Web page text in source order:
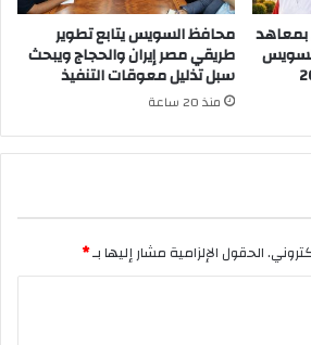
بمعاهد محافظ السويس يتابع تطوير
طريقي مصر إيران والحجاج ويبحث
سبل تذليل معوقات التنفيذ
منذ 20 ساعة
الحقول الإلزامية مشار إليها بـ*